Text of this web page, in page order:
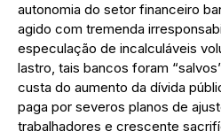
autonomia do setor financeiro
agido com tremenda
especulação de incalculáveis
lastro, tais bancos foram
custa do aumento da dívida
paga por severos planos de
trabalhadores e crescente